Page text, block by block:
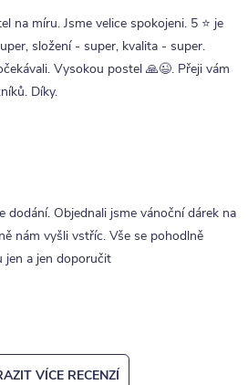
na míru. Jsme velice spokojeni. 5 ⭐ je
složení - super, kvalita - super.
Vysokou postel 🙏😉. Přeji vám
Díky.
dodání. Objednali jsme vánoční dárek na
nám vyšli vstříc. Vše se pohodlně
jen a jen doporučit
VÍCE RECENZÍ